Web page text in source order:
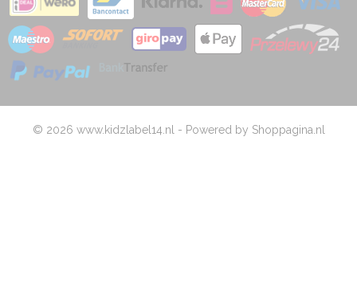
© 2026 www.kidzlabel14.nl - Powered by Shoppagina.nl